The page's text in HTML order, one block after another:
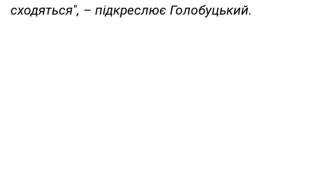
сходяться", – підкреслює Голобуцький.